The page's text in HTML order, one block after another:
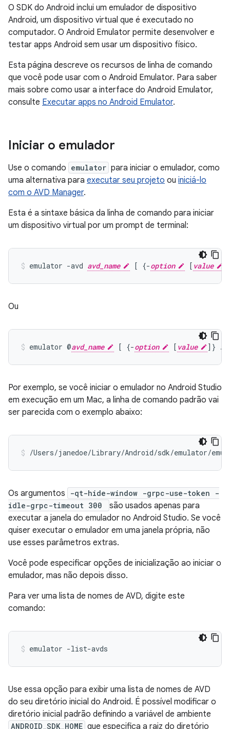
O SDK do Android inclui um emulador de dispositivo
Android, um dispositivo virtual que é executado no
computador. O Android Emulator permite desenvolver e
testar apps Android sem usar um dispositivo físico.
Esta página descreve os recursos de linha de comando
que você pode usar com o Android Emulator. Para saber
mais sobre como usar a interface do Android Emulator,
consulte Executar apps no Android Emulator.
Iniciar o emulador
Use o comando emulator para iniciar o emulador, como
uma alternativa para executar seu projeto ou iniciá-lo
com o AVD Manager.
Esta é a sintaxe básica da linha de comando para iniciar
um dispositivo virtual por um prompt de terminal:
emulator -avd avd_name [ {-option [ value
Ou
emulator @avd_name [ {-option [ value
Por exemplo, se você iniciar o emulador no Android Studio
em execução em um Mac, a linha de comando padrão vai
ser parecida com o exemplo abaixo:
/Users/janedoe/Library/Android/sdk/emulator/
Os argumentos
-qt-hide-window -grpc-use-token -
idle-grpc-timeout 300
são usados apenas para
executar a janela do emulador no Android Studio. Se você
quiser executar o emulador em uma janela própria, não
use esses parâmetros extras.
Você pode especificar opções de inicialização ao iniciar o
emulador, mas não depois disso.
Para ver uma lista de nomes de AVD, digite este
comando:
emulator -list-avds
Use essa opção para exibir uma lista de nomes de AVD
do seu diretório inicial do Android. É possível modificar o
diretório inicial padrão definindo a variável de ambiente
ANDROID_SDK_HOME que especifica a raiz do diretório